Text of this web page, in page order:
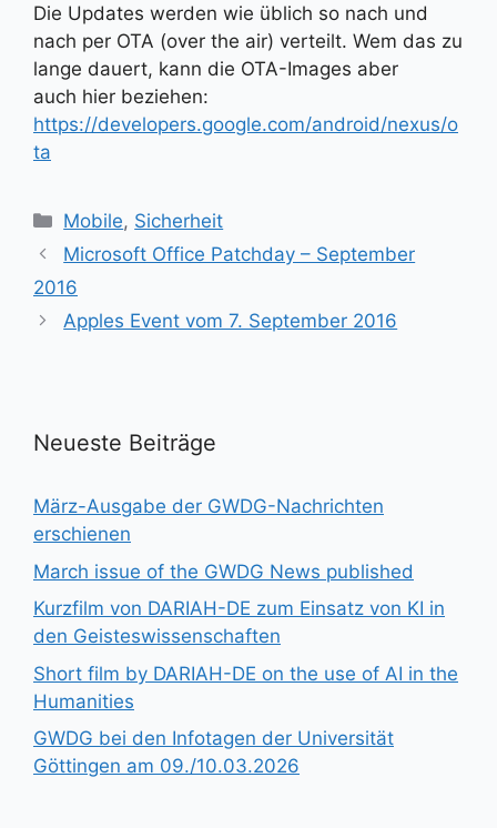
Die Updates werden wie üblich so nach und
nach per OTA (over the air) verteilt. Wem das zu
lange dauert, kann die OTA-Images aber
auch hier beziehen:
https://developers.google.com/android/nexus/o
ta
Kategorien
Mobile, Sicherheit
Microsoft Office Patchday – September
2016
Apples Event vom 7. September 2016
Neueste Beiträge
März-Ausgabe der GWDG-Nachrichten
erschienen
March issue of the GWDG News published
Kurzfilm von DARIAH-DE zum Einsatz von KI in
den Geisteswissenschaften
Short film by DARIAH-DE on the use of AI in the
Humanities
GWDG bei den Infotagen der Universität
Göttingen am 09./10.03.2026